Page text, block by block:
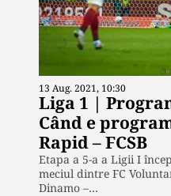
13 Aug. 2021, 10:30
Liga 1 |
Când e
Rapid – FCSB
Etapa a 5-a a Ligii I
meciul dintre FC
Dinamo –…